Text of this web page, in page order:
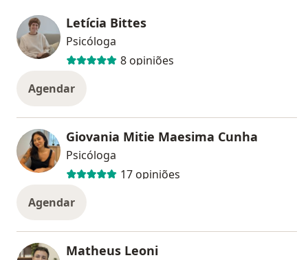
Letícia Bittes
Psicóloga
8 opiniões
Agendar
Giovania Mitie Maesima Cunha
Psicóloga
17 opiniões
Agendar
Matheus Leoni